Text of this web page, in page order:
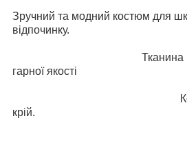
Зручний та модний костюм для
Тканина приємна
гарної
Комфортний